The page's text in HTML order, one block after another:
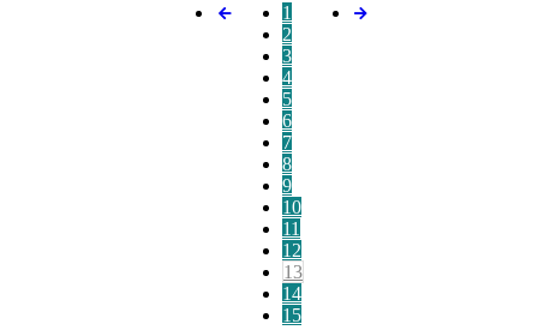
1
2
3
4
5
6
7
8
9
10
11
12
13
14
15